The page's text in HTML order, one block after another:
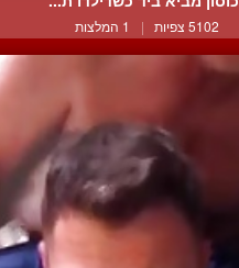
5102 צפיות | 1 המלצות